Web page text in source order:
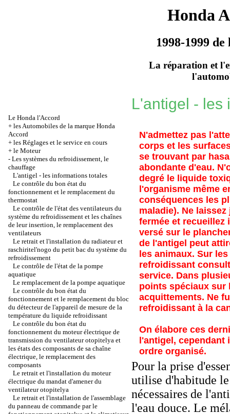
Honda
1998-1999
La réparation et
Le Honda l'Accord
+ les Automobiles de la marque Honda
Accord
+ les Réglages et le service en cours
+ le Moteur
- Les systèmes du refroidissement, le
chauffage
L'antigel - les informations totales
Le contrôle du bon état du
fonctionnement et le remplacement du
thermostat
Le contrôle de l'état des ventilateurs du
système du refroidissement et les chaînes
de leur insertion, le remplacement des
ventilateurs
Le retrait et l'installation du radiateur et
raschiritel'nogo du petit bac du système du
refroidissement
Le contrôle de l'état de la pompe
aquatique
Le remplacement de la pompe aquatique
Le contrôle du bon état du
fonctionnement et le remplacement du bloc
du détecteur de l'appareil de mesure de la
température du liquide refroidissant
Le contrôle du bon état du
fonctionnement du moteur électrique de
transmission du ventilateur otopitelya et
les états des composants de sa chaîne
électrique, le remplacement des
composants
Le retrait et l'installation du moteur
électrique du mandat d'amener du
ventilateur otopitelya
Le retrait et l'installation de l'assemblage
du panneau de commande par le
L'antigel - les
N'admettez pas
corps et les
se trouvant par
abondante d'eau.
degré le liquide
l'organisme même
conséquences les
maladie). Ne
fermée et recueillez
versé sur le
de l'antigel peut
les animaux. Sur
refroidissant
service. Dans
points spéciaux sur
acquittements. Ne
refroidissant à la
On élabore ces
l'antigel,
ordre organisé.
Pour la prise
utilise d'habitude
nécessaires de
l'eau douce. Le